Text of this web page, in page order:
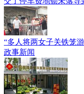
“多人将两女子关铁笼
政事新闻